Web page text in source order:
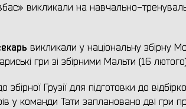
викликали на навчально-
викликали у національну збірну
гри зі збірними Мальти (16
збірної Грузії для підготовки до
у команди Тати заплановано дві гри